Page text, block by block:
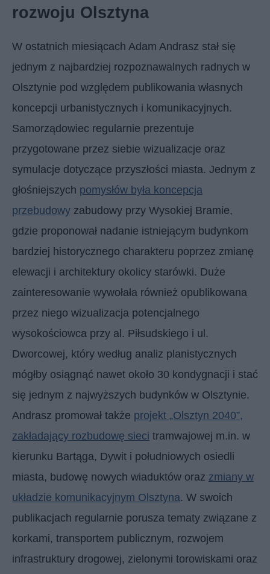
rozwoju Olsztyna
W ostatnich miesiącach Adam Andrasz stał się
jednym z najbardziej rozpoznawalnych radnych w
Olsztynie pod względem publikowania własnych
koncepcji urbanistycznych i komunikacyjnych.
Samorządowiec regularnie prezentuje
przygotowane przez siebie wizualizacje oraz
symulacje dotyczące przyszłości miasta. Jednym z
głośniejszych pomysłów była koncepcja
przebudowy zabudowy przy Wysokiej Bramie,
gdzie proponował nadanie istniejącym budynkom
bardziej historycznego charakteru poprzez zmianę
elewacji i architektury okolicy starówki. Duże
zainteresowanie wywołała również opublikowana
przez niego wizualizacja potencjalnego
wysokościowca przy al. Piłsudskiego i ul.
Dworcowej, który według analiz planistycznych
mógłby osiągnąć nawet około 30 kondygnacji i stać
się jednym z najwyższych budynków w Olsztynie.
Andrasz promował także projekt „Olsztyn 2040”,
zakładający rozbudowę sieci tramwajowej m.in. w
kierunku Bartąga, Dywit i południowych osiedli
miasta, budowę nowych wiaduktów oraz zmiany w
układzie komunikacyjnym Olsztyna. W swoich
publikacjach regularnie porusza tematy związane z
korkami, transportem publicznym, rozwojem
infrastruktury drogowej, zielonymi torowiskami oraz